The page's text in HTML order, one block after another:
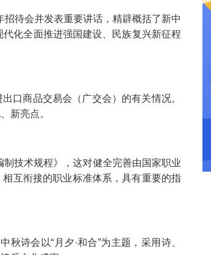
待会并发表重要讲话，精辟概括了新中
化全面推进强国建设、民族复兴新征程
商品交易会（广交会）的有关情况。
新亮点。
技术规程》，这对健全完善由国家职业
互衔接的职业标准体系，具有重要的指
诗会以“月夕·和合”为主题，采用诗、